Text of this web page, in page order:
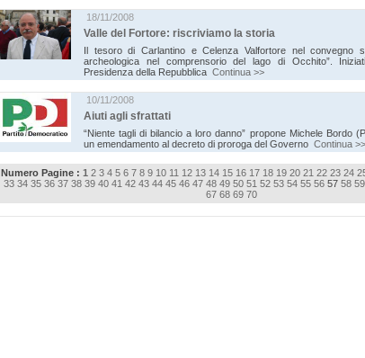
18/11/2008
Valle del Fortore: riscriviamo la storia
Il tesoro di Carlantino e Celenza Valfortore nel convegno
archeologica nel comprensorio del lago di Occhito”.
Presidenza della Repubblica Continua >>
10/11/2008
Aiuti agli sfrattati
“Niente tagli di bilancio a loro danno” propone Michele Bordo
un emendamento al decreto di proroga del Governo Continua >>
Numero Pagine : 1 2 3 4 5 6 7 8 9 10 11 12 13 14 15 16 17 18 19 20 21 22 23 24
33 34 35 36 37 38 39 40 41 42 43 44 45 46 47 48 49 50 51 52 53 54 55 5657 58 59
67 68 69 70